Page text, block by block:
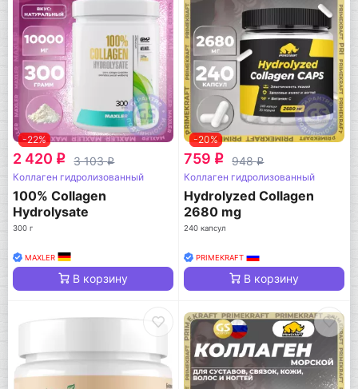
-22%
2 420 q 3 103q
Коллаген гидролизованный
100% Collagen
Hydrolysate
300 г
MAXLER
В корзину
-20%
759 q 948q
Коллаген гидролизованный
Hydrolyzed Collagen
2680 mg
240 капсул
PRIMEKRAFT
В корзину